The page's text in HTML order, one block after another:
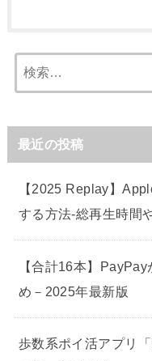
最近の投稿
【2025 Replay】
する方法-総再生時間
【合計16本】
め－2025年最新版
歩数系ポイ活アプリ